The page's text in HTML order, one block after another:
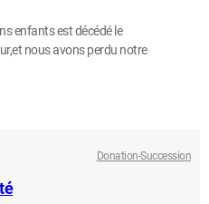
enfants est décédé le
nous avons perdu notre
Donation-Succession